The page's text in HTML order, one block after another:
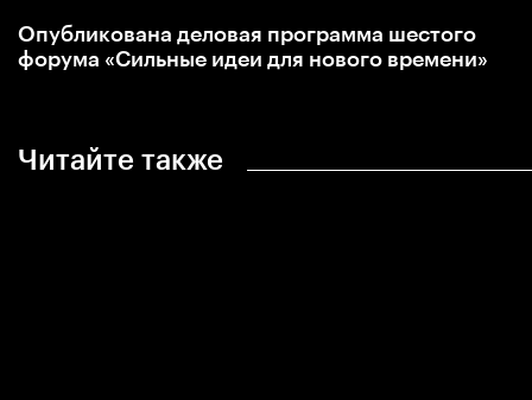
Читайте также
Опубликована деловая программа шестого
форума «Сильные идеи для нового времени»